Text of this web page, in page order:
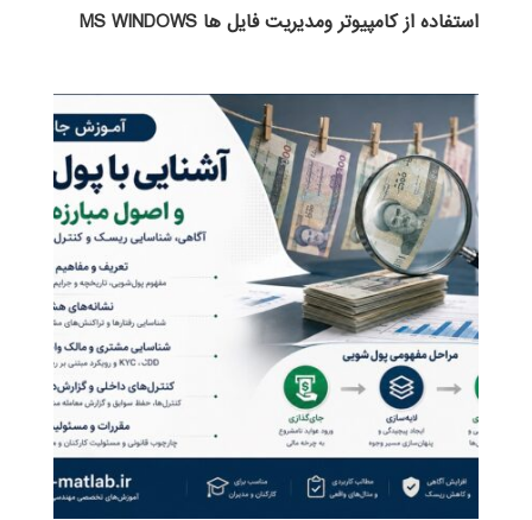
استفاده از كامپيوتر ومديريت فايل ها MS WINDOWS